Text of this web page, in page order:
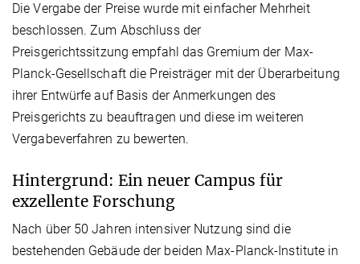
Die Vergabe der Preise wurde mit einfacher Mehrheit
beschlossen. Zum Abschluss der
Preisgerichtssitzung empfahl das Gremium der Max-
Planck-Gesellschaft die Preisträger mit der Überarbeitung
ihrer Entwürfe auf Basis der Anmerkungen des
Preisgerichts zu beauftragen und diese im weiteren
Vergabeverfahren zu bewerten.
Hintergrund: Ein neuer Campus für
exzellente Forschung
Nach über 50 Jahren intensiver Nutzung sind die
bestehenden Gebäude der beiden Max-Planck-Institute in